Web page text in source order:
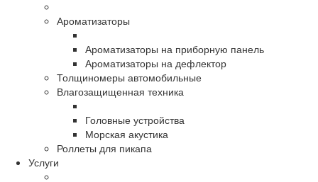
Ароматизаторы
Ароматизаторы на приборную панель
Ароматизаторы на дефлектор
Толщиномеры автомобильные
Влагозащищенная техника
Головные устройства
Морская акустика
Роллеты для пикапа
Услуги